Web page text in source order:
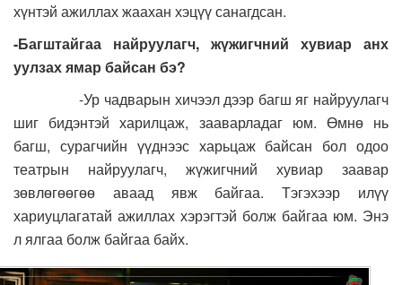
хүнтэй ажиллах жаахан хэцүү санагдсан.
-Багштайгаа найруулагч, жүжигчний хувиар анх
уулзах ямар байсан бэ?
-Ур чадварын хичээл дээр багш яг найруулагч
шиг бидэнтэй харилцаж, зааварладаг юм. Өмнө нь
багш, сурагчийн үүднээс харьцаж байсан бол одоо
театрын найруулагч, жүжигчний хувиар заавар
зөвлөгөөгөө аваад явж байгаа. Тэгэхээр илүү
хариуцлагатай ажиллах хэрэгтэй болж байгаа юм. Энэ
л ялгаа болж байгаа байх.